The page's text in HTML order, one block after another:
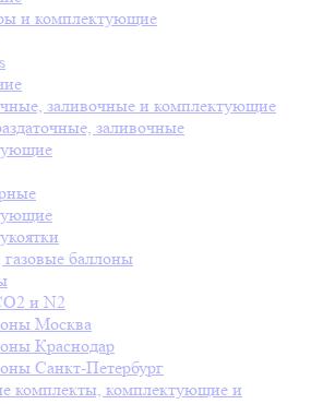
и комплектующие
заливочные и комплектующие
заливочные
баллоны
и N2
Москва
Краснодар
Санкт-Петербург
комплекты, комплектующие и